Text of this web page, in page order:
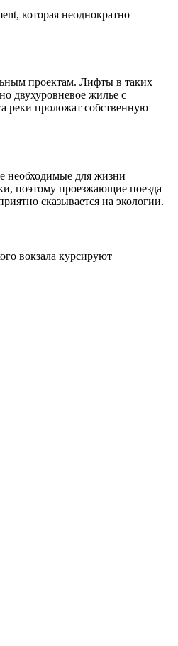
которая неоднократно
проектам. Лифты в таких
двухуровневое жилье с
реки проложат собственную
необходимые для жизни
поэтому проезжающие поезда
сказывается на экологии.
вокзала курсируют